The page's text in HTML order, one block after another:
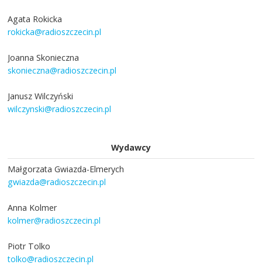
Agata Rokicka
rokicka@radioszczecin.pl
Joanna Skonieczna
skonieczna@radioszczecin.pl
Janusz Wilczyński
wilczynski@radioszczecin.pl
Wydawcy
Małgorzata Gwiazda-Elmerych
gwiazda@radioszczecin.pl
Anna Kolmer
kolmer@radioszczecin.pl
Piotr Tolko
tolko@radioszczecin.pl